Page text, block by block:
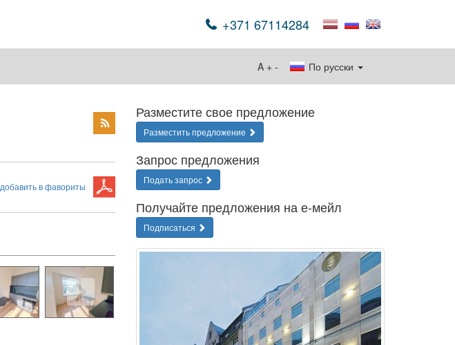
+371 67114284
По русски
A + -
добавить в фавориты
Разместите свое предложение
Разместить предложение
Запрос предложения
Подать запрос
Получайте предложения на е-мейл
Подписаться